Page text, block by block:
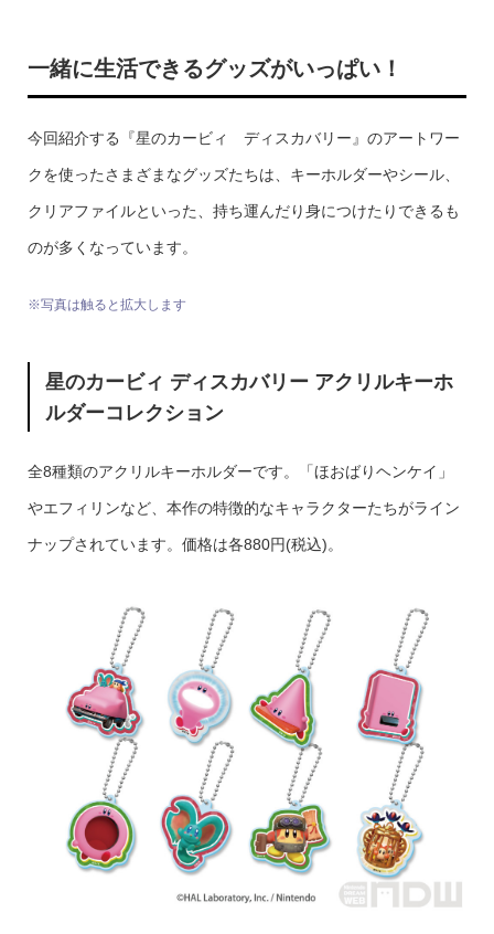
一緒に生活できるグッズがいっぱい！
今回紹介する『星のカービィ ディスカバリー』のアートワー
クを使ったさまざまなグッズたちは、キーホルダーやシール、
クリアファイルといった、持ち運んだり身につけたりできるも
のが多くなっています。
※写真は触ると拡大します
星のカービィ ディスカバリー アクリルキーホ
ルダーコレクション
全8種類のアクリルキーホルダーです。「ほおばりヘンケイ」
やエフィリンなど、本作の特徴的なキャラクターたちがライン
ナップされています。価格は各880円(税込)。